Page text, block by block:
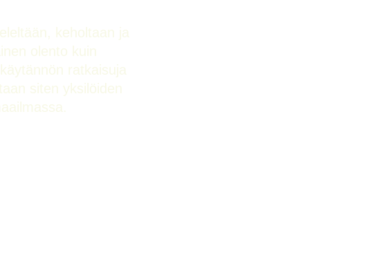
keholtaan ja
olento kuin
ratkaisuja
siten yksilöiden